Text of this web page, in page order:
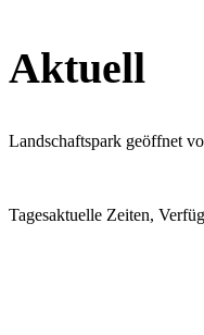
Aktuell
Landschaftspark geöffnet
Tagesaktuelle Zeiten,